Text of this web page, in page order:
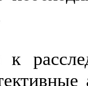
к